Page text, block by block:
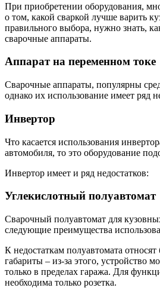
При приобретении оборудования,
о том, какой сваркой лучше варить
правильного выбора, нужно знать,
сварочные аппараты.
Аппарат на переменном токе
Сварочные аппараты, популярны
однако их использование имеет ряд
Инвертор
Что касается использования
автомобиля, то это оборудование
Инвертор имеет и ряд недостатков:
Углекислотный полуавтомат
Сварочный полуавтомат для
следующие преимущества
К недостаткам полуавтомата
габариты – из-за этого, устройство
только в пределах гаража. Для
необходима только розетка.